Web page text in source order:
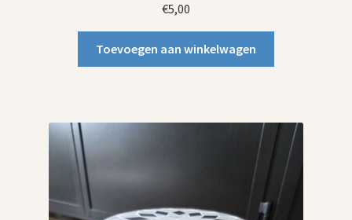
€5,00
Toevoegen aan winkelwagen